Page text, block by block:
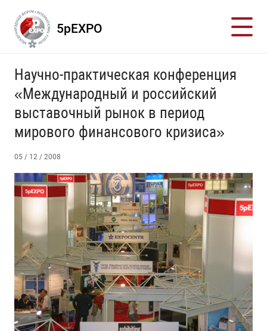
5pEXPO
Научно-практическая конференция
«Международный и российский
выставочный рынок в период
мирового финансового кризиса»
05 / 12 / 2008